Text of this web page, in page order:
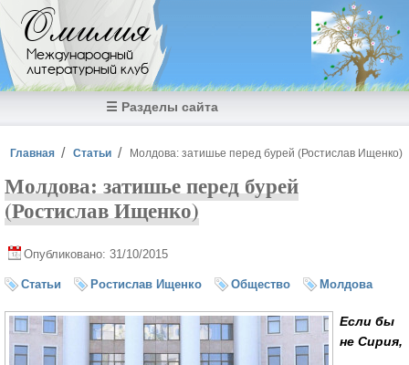
Перейти к основному содержанию
Омилия
Международный
литературный клуб
☰ Разделы сайта
Вы здесь
Главная Статьи Молдова: затишье перед бурей (Ростислав Ищенко)
Молдова: затишье перед бурей
(Ростислав Ищенко)
Опубликовано: 31/10/2015
Статьи Ростислав Ищенко Общество Молдова
Если бы
не Сирия,